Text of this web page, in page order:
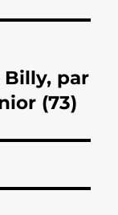
par
(73)